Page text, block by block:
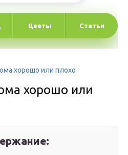
Цветы Статьи
хорошо или плохо
хорошо или